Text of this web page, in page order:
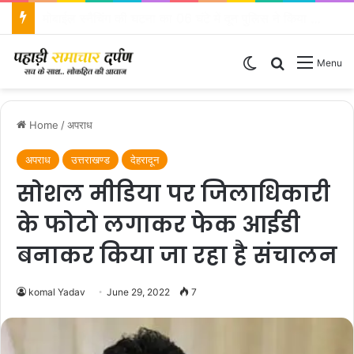
Menu
Search for
Switch skin
Home /अपराध
अपराध उत्तराखण्ड देहरादून
सोशल मीडिया पर जिलाधिकारी
के फोटो लगाकर फेक आईडी
बनाकर किया जा रहा है संचालन
komal Yadav June 29, 2022 7